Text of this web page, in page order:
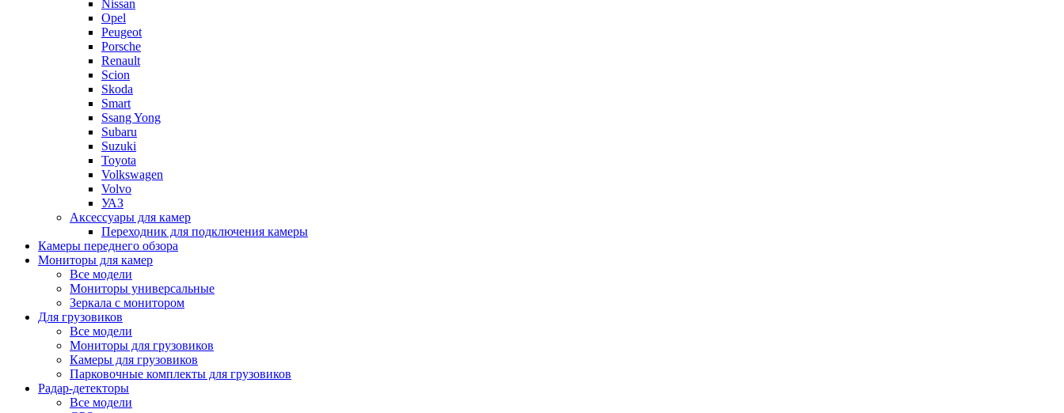
Nissan
Opel
Peugeot
Porsche
Renault
Scion
Skoda
Smart
Ssang Yong
Subaru
Suzuki
Toyota
Volkswagen
Volvo
УАЗ
Аксессуары для камер
Переходник для подключения камеры
Камеры переднего обзора
Мониторы для камер
Все модели
Мониторы универсальные
Зеркала с монитором
Для грузовиков
Все модели
Мониторы для грузовиков
Камеры для грузовиков
Парковочные комплекты для грузовиков
Радар-детекторы
Все модели